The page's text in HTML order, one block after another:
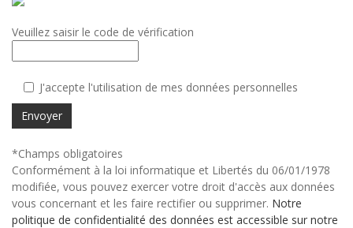
Veuillez saisir le code de vérification
J'accepte l'utilisation de mes données personnelles
Envoyer
*Champs obligatoires
Conformément à la loi informatique et Libertés du 06/01/1978
modifiée, vous pouvez exercer votre droit d'accès aux données
vous concernant et les faire rectifier ou supprimer. Notre
politique de confidentialité des données est accessible sur notre